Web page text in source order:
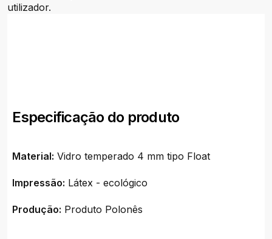
utilizador.
Especificação do produto
Material: Vidro temperado 4 mm tipo Float
Impressão: Látex - ecológico
Produção: Produto Polonês